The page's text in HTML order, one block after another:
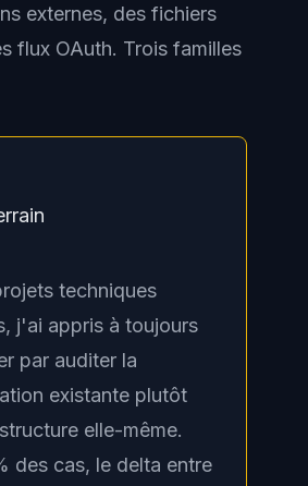
externes, des fichiers
flux OAuth. Trois familles
techniques
j'ai appris à toujours
par auditer la
existante plutôt
elle-même.
des cas, le delta entre